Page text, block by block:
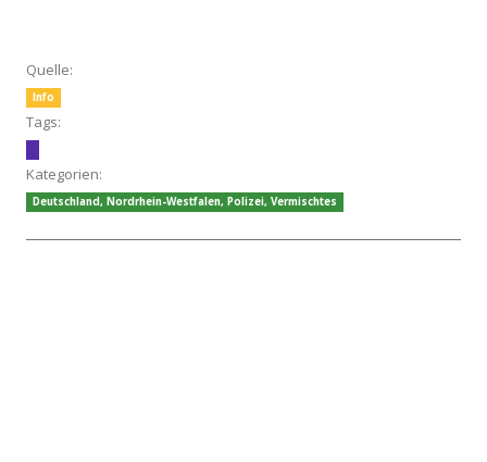
Quelle:
Info
Tags:
Kategorien:
Deutschland, Nordrhein-Westfalen, Polizei, Vermischtes